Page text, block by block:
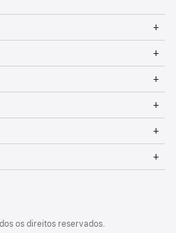
os direitos reservados.